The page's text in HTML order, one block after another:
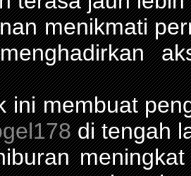
menikmati
ini membuat
di tengah